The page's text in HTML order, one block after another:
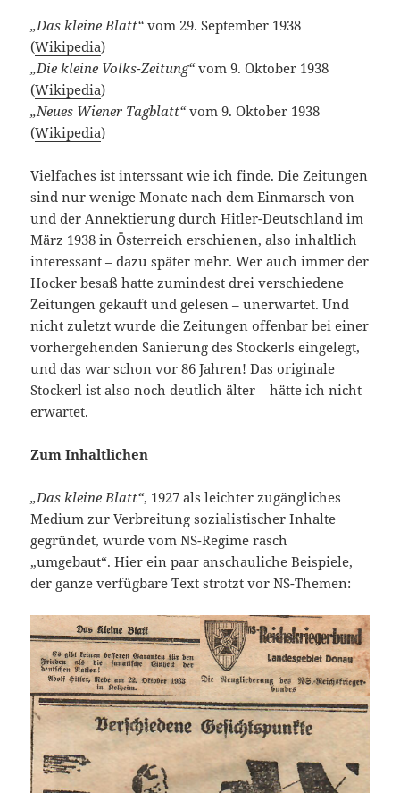
„Das kleine Blatt“vom 29. September 1938
(Wikipedia)
„Die kleine Volks-Zeitung“vom 9. Oktober 1938
(Wikipedia)
„Neues Wiener Tagblatt“vom 9. Oktober 1938
(Wikipedia)
Vielfaches ist interssant wie ich finde. Die Zeitungen
sind nur wenige Monate nach dem Einmarsch von
und der Annektierung durch Hitler-Deutschland im
März 1938 in Österreich erschienen, also inhaltlich
interessant – dazu später mehr. Wer auch immer der
Hocker besaß hatte zumindest drei verschiedene
Zeitungen gekauft und gelesen – unerwartet. Und
nicht zuletzt wurde die Zeitungen offenbar bei einer
vorhergehenden Sanierung des Stockerls eingelegt,
und das war schon vor 86 Jahren! Das originale
Stockerl ist also noch deutlich älter – hätte ich nicht
erwartet.
Zum Inhaltlichen
„Das kleine Blatt“, 1927 als leichter zugängliches
Medium zur Verbreitung sozialistischer Inhalte
gegründet, wurde vom NS-Regime rasch
„umgebaut“. Hier ein paar anschauliche Beispiele,
der ganze verfügbare Text strotzt vor NS-Themen: